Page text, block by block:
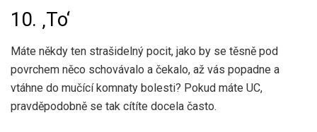
10. ‚To‘
Máte někdy ten strašidelný pocit, jako by se těsně pod
povrchem něco schovávalo a čekalo, až vás popadne a
vtáhne do mučící komnaty bolesti? Pokud máte UC,
pravděpodobně se tak cítíte docela často.